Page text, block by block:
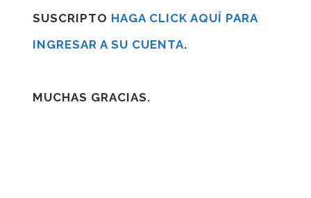
SUSCRIPTO HAGA CLICK AQUÍ PARA
INGRESAR A SU CUENTA.
MUCHAS GRACIAS.